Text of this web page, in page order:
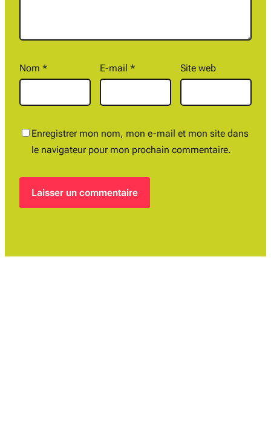
Nom * E-mail * Site web
Enregistrer mon nom, mon e-mail et mon site dans
le navigateur pour mon prochain commentaire.